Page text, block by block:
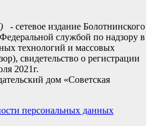
- сетевое издание Болотнинского
службой по надзору в
технологий и массовых
свидетельство о регистрации
2021г.
дом «Советская
персональных данных